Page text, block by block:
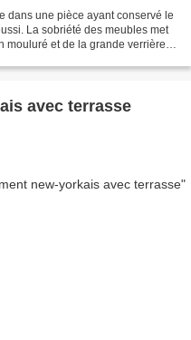
dans une pièce ayant conservé le
La sobriété des meubles met
mouluré et de la grande verrière
avec terrasse